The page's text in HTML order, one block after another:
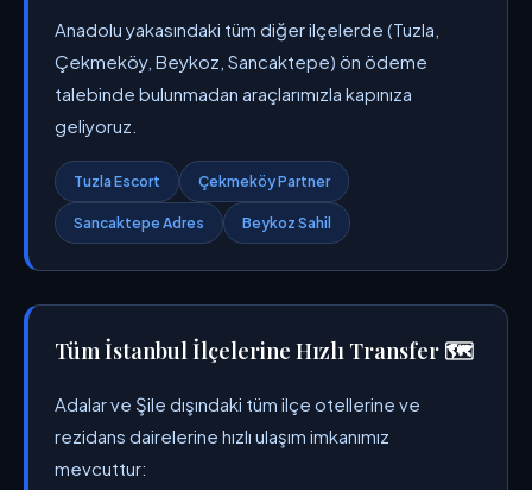
Anadolu yakasındaki tüm diğer ilçelerde (Tuzla,
Çekmeköy, Beykoz, Sancaktepe) ön ödeme
talebinde bulunmadan araçlarımızla kapınıza
geliyoruz.
Tuzla Escort Çekmeköy Partner
Sancaktepe Adres Beykoz Sahil
Tüm İstanbul İlçelerine Hızlı Transfer 🗺️
Adalar ve Şile dışındaki tüm ilçe otellerine ve
rezidans dairelerine hızlı ulaşım imkanımız
mevcuttur: